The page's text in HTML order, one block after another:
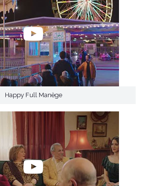
Happy Full Manège